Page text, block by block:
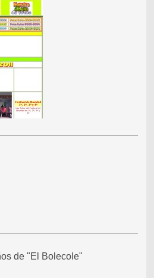
de "El Bolecole"